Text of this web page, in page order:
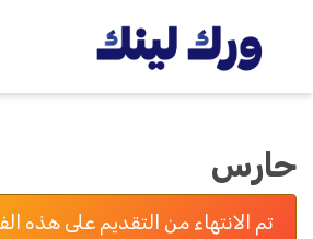
حارس
تم الانتهاء من التقديم على هذه